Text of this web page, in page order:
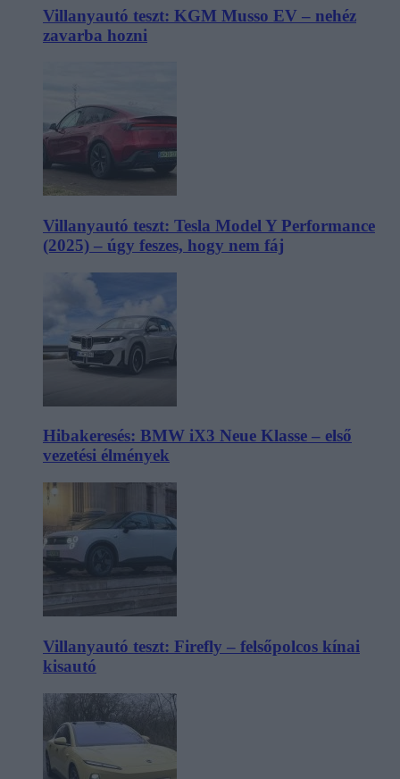
Villanyautó teszt: KGM Musso EV – nehéz
zavarba hozni
Villanyautó teszt: Tesla Model Y Performance
(2025) – úgy feszes, hogy nem fáj
Hibakeresés: BMW iX3 Neue Klasse – első
vezetési élmények
Villanyautó teszt: Firefly – felsőpolcos kínai
kisautó